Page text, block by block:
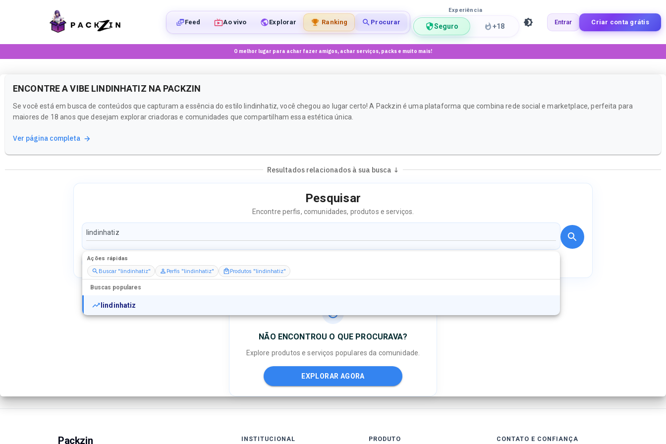
Feed Ao vivo Explorar Ranking Procurar
Experiência
Seguro +18
Entrar Criar conta grátis
O melhor lugar para achar fazer amigos, achar serviços, packs e muito mais!
ENCONTRE A VIBE LINDINHATIZ NA PACKZIN
Se você está em busca de conteúdos que capturam a essência do estilo lindinhatiz, você chegou ao lugar certo! A Packzin é uma plataforma que combina rede social e marketplace, perfeita para
maiores de 18 anos que desejam explorar criadoras e comunidades que compartilham essa estética única.
Ver página completa
Resultados relacionados à sua busca ↓
Pesquisar
Encontre perfis, comunidades, produtos e serviços.
Ações rápidas
Buscar "lindinhatiz" Perfis "lindinhatiz" Produtos "lindinhatiz"
Buscas populares
lindinhatiz
Perfis
NÃO ENCONTROU O QUE PROCURAVA?
Explore produtos e serviços populares da comunidade.
EXPLORAR AGORA
Packzin INSTITUCIONAL PRODUTO CONTATO E CONFIANÇA